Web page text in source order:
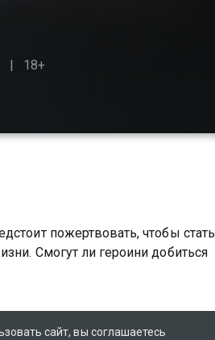
18+
пожертвовать, чтобы стать
Смогут ли героини добиться
сайт, вы соглашаетесь